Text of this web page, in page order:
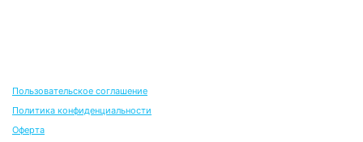
Пользовательское соглашение
Политика конфиденциальности
Оферта